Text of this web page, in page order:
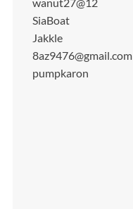
wanut27@12
SiaBoat
Jakkle
8az9476@gmail.com
pumpkaron